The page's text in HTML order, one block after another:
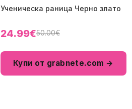
Ученическа раница Черно злато
24.99€50.00€
Купи от grabnete.com →